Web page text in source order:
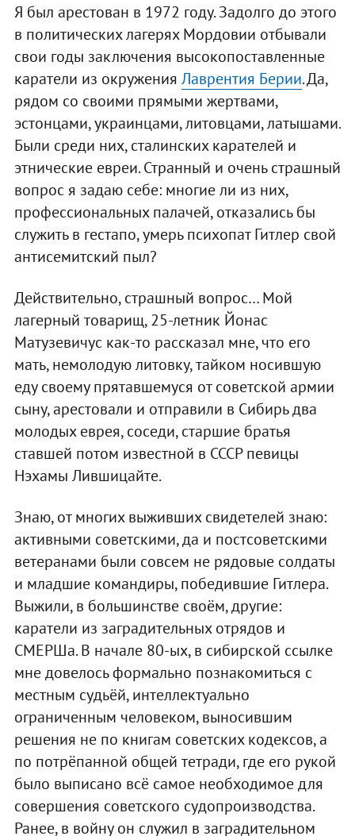
Я был арестован в 1972 году. Задолго до этого
в политических лагерях Мордовии отбывали
свои годы заключения высокопоставленные
каратели из окружения Лаврентия Берии. Да,
рядом со своими прямыми жертвами,
эстонцами, украинцами, литовцами, латышами.
Были среди них, сталинских карателей и
этнические евреи. Странный и очень страшный
вопрос я задаю себе: многие ли из них,
профессиональных палачей, отказались бы
служить в гестапо, умерь психопат Гитлер свой
антисемитский пыл?
Действительно, страшный вопрос… Мой
лагерный товарищ, 25-летник Йонас
Матузевичус как-то рассказал мне, что его
мать, немолодую литовку, тайком носившую
еду своему прятавшемуся от советской армии
сыну, арестовали и отправили в Сибирь два
молодых еврея, соседи, старшие братья
ставшей потом известной в СССР певицы
Нэхамы Лившицайте.
Знаю, от многих выживших свидетелей знаю:
активными советскими, да и постсоветскими
ветеранами были совсем не рядовые солдаты
и младшие командиры, победившие Гитлера.
Выжили, в большинстве своём, другие:
каратели из заградительных отрядов и
СМЕРШа. В начале 80-ых, в сибирской ссылке
мне довелось формально познакомиться с
местным судьёй, интеллектуально
ограниченным человеком, выносившим
решения не по книгам советских кодексов, а
по потрёпанной общей тетради, где его рукой
было выписано всё самое необходимое для
совершения советского судопроизводства.
Ранее, в войну он служил в заградительном